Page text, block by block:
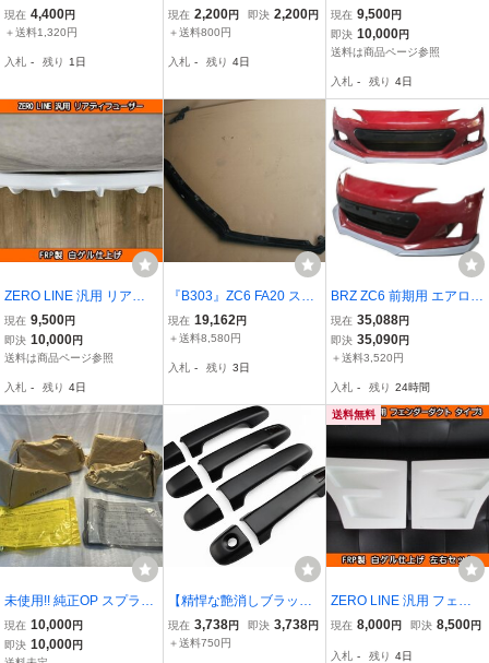
00F マッドガード 後期 08
411-K2021 08412-K2023
現在 4,400円
＋送料1,320円
入札 - 残り 1日
ッドガード(セット) 同梱
不可 即決品
現在 2,200円 即決 2,200円
＋送料800円
入札 - 残り 4日
ィフューザー 加工用 FRP
製 BD2 BD3 BD4 BD5 BD
9 BE5 BE9 BEE BL5 BL9
レガシィ B4
現在 9,500円
即決 10,000円
送料は商品ページ参照
入札 - 残り 4日
ZERO LINE 汎用 リアデ
ィフューザー 加工用 FRP
製 BH5 BHC BHE BP5 B
R9 BRM レガシィ ツーリ
トバック
現在 9,500円
即決 10,000円
送料は商品ページ参照
入札 - 残り 4日
『B303』ZC6 FA20 スバ
ル BRZ Sti 後期 K7X フロ
ントスポイラー リップス
不可 86 ZN6 GR86
現在 19,162 円
＋送料8,580円
入札 - 残り 3日
BRZ ZC6 前期用 エアロ
フロント スポイラー サイ
ド ステップ リアマッドガ
ード FRP製 簡単取り付け
現在 35,088円
即決 35,090円
＋送料3,520円
入札 - 残り 24時間
未使用!! 純正OP スプラッ
シュボード 1台分J1017F
L100TQ GT6 インプレッ
サ スポーツ アイスシルバ
現在 10,000円
即決 10,000円
【精悍な艶消しブラック
仕上げ】スバル フォレス
ター/XV/インプレッサ専
現在 3,738円 即決 3,738円
＋送料750円
送料無料
ZERO LINE 汎用 フェン
ダーダクト タイプ3 加工
A300F LA350F プレオプ
現在 8,000円 即決 8,500円
入札 - 残り 4日